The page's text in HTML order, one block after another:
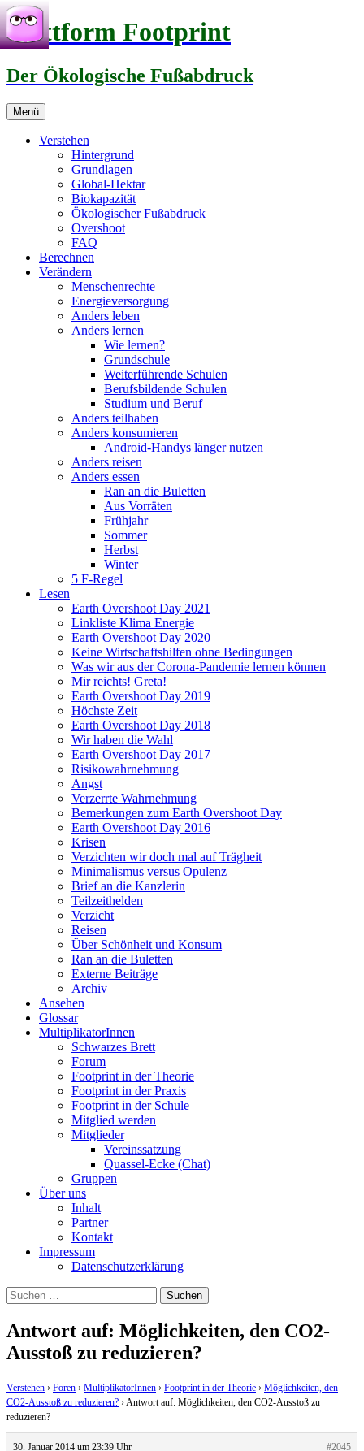
Zum
Inhalt
springen
Plattform Footprint
Der Ökologische Fußabdruck
Menü
Verstehen
Hintergrund
Grundlagen
Global-Hektar
Biokapazität
Ökologischer Fußabdruck
Overshoot
FAQ
Berechnen
Verändern
Menschenrechte
Energieversorgung
Anders leben
Anders lernen
Wie lernen?
Grundschule
Weiterführende Schulen
Berufsbildende Schulen
Studium und Beruf
Anders teilhaben
Anders konsumieren
Android-Handys länger nutzen
Anders reisen
Anders essen
Ran an die Buletten
Aus Vorräten
Frühjahr
Sommer
Herbst
Winter
5 F-Regel
Lesen
Earth Overshoot Day 2021
Linkliste Klima Energie
Earth Overshoot Day 2020
Keine Wirtschaftshilfen ohne Bedingungen
Was wir aus der Corona-Pandemie lernen können
Mir reichts! Greta!
Earth Overshoot Day 2019
Höchste Zeit
Earth Overshoot Day 2018
Wir haben die Wahl
Earth Overshoot Day 2017
Risikowahrnehmung
Angst
Verzerrte Wahrnehmung
Bemerkungen zum Earth Overshoot Day
Earth Overshoot Day 2016
Krisen
Verzichten wir doch mal auf Trägheit
Minimalismus versus Opulenz
Brief an die Kanzlerin
Teilzeithelden
Verzicht
Reisen
Über Schönheit und Konsum
Ran an die Buletten
Externe Beiträge
Archiv
Ansehen
Glossar
MultiplikatorInnen
Schwarzes Brett
Forum
Footprint in der Theorie
Footprint in der Praxis
Footprint in der Schule
Mitglied werden
Mitglieder
Vereinssatzung
Quassel-Ecke (Chat)
Gruppen
Über uns
Inhalt
Partner
Kontakt
Impressum
Datenschutzerklärung
Suchen
nach:
Antwort auf: Möglichkeiten, den CO2-
Ausstoß zu reduzieren?
Verstehen › Foren › MultiplikatorInnen › Footprint in der Theorie › Möglichkeiten, den
CO2-Ausstoß zu reduzieren? › Antwort auf: Möglichkeiten, den CO2-Ausstoß zu
reduzieren?
30. Januar 2014 um 23:39 Uhr
#2045